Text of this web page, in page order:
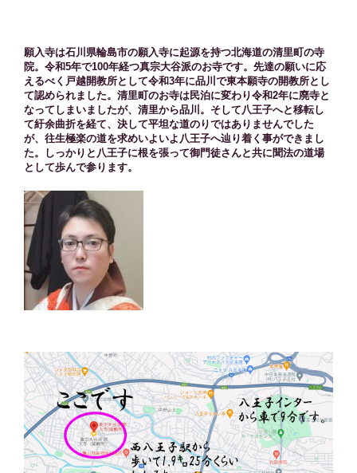
願入寺は石川県輪島市の願入寺に起源を持つ北海道の清里町の寺
院。令和5年で100年経つ真宗大谷派のお寺です。先達の願いに応
えるべく戸越開教所として令和3年に品川で東本願寺の開教所とし
て認められました。清里町のお寺は民泊に変わり令和2年に廃寺と
なってしまいましたが、清里から品川。そして八王子へと移転し
て紆余曲折を経て、決して平坦な道のりではありませんでした
が、往生極楽の道を求めいよいよ八王子へ辿り着く事ができまし
た。しっかりと八王子に根を張って御門徒さんと共に聞法の道場
として歩んで参ります。